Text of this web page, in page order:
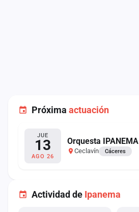
Próxima actuación
JUE
13
AGO 26
Orquesta IPANEMA
Ceclavín Cáceres
Actividad de Ipanema